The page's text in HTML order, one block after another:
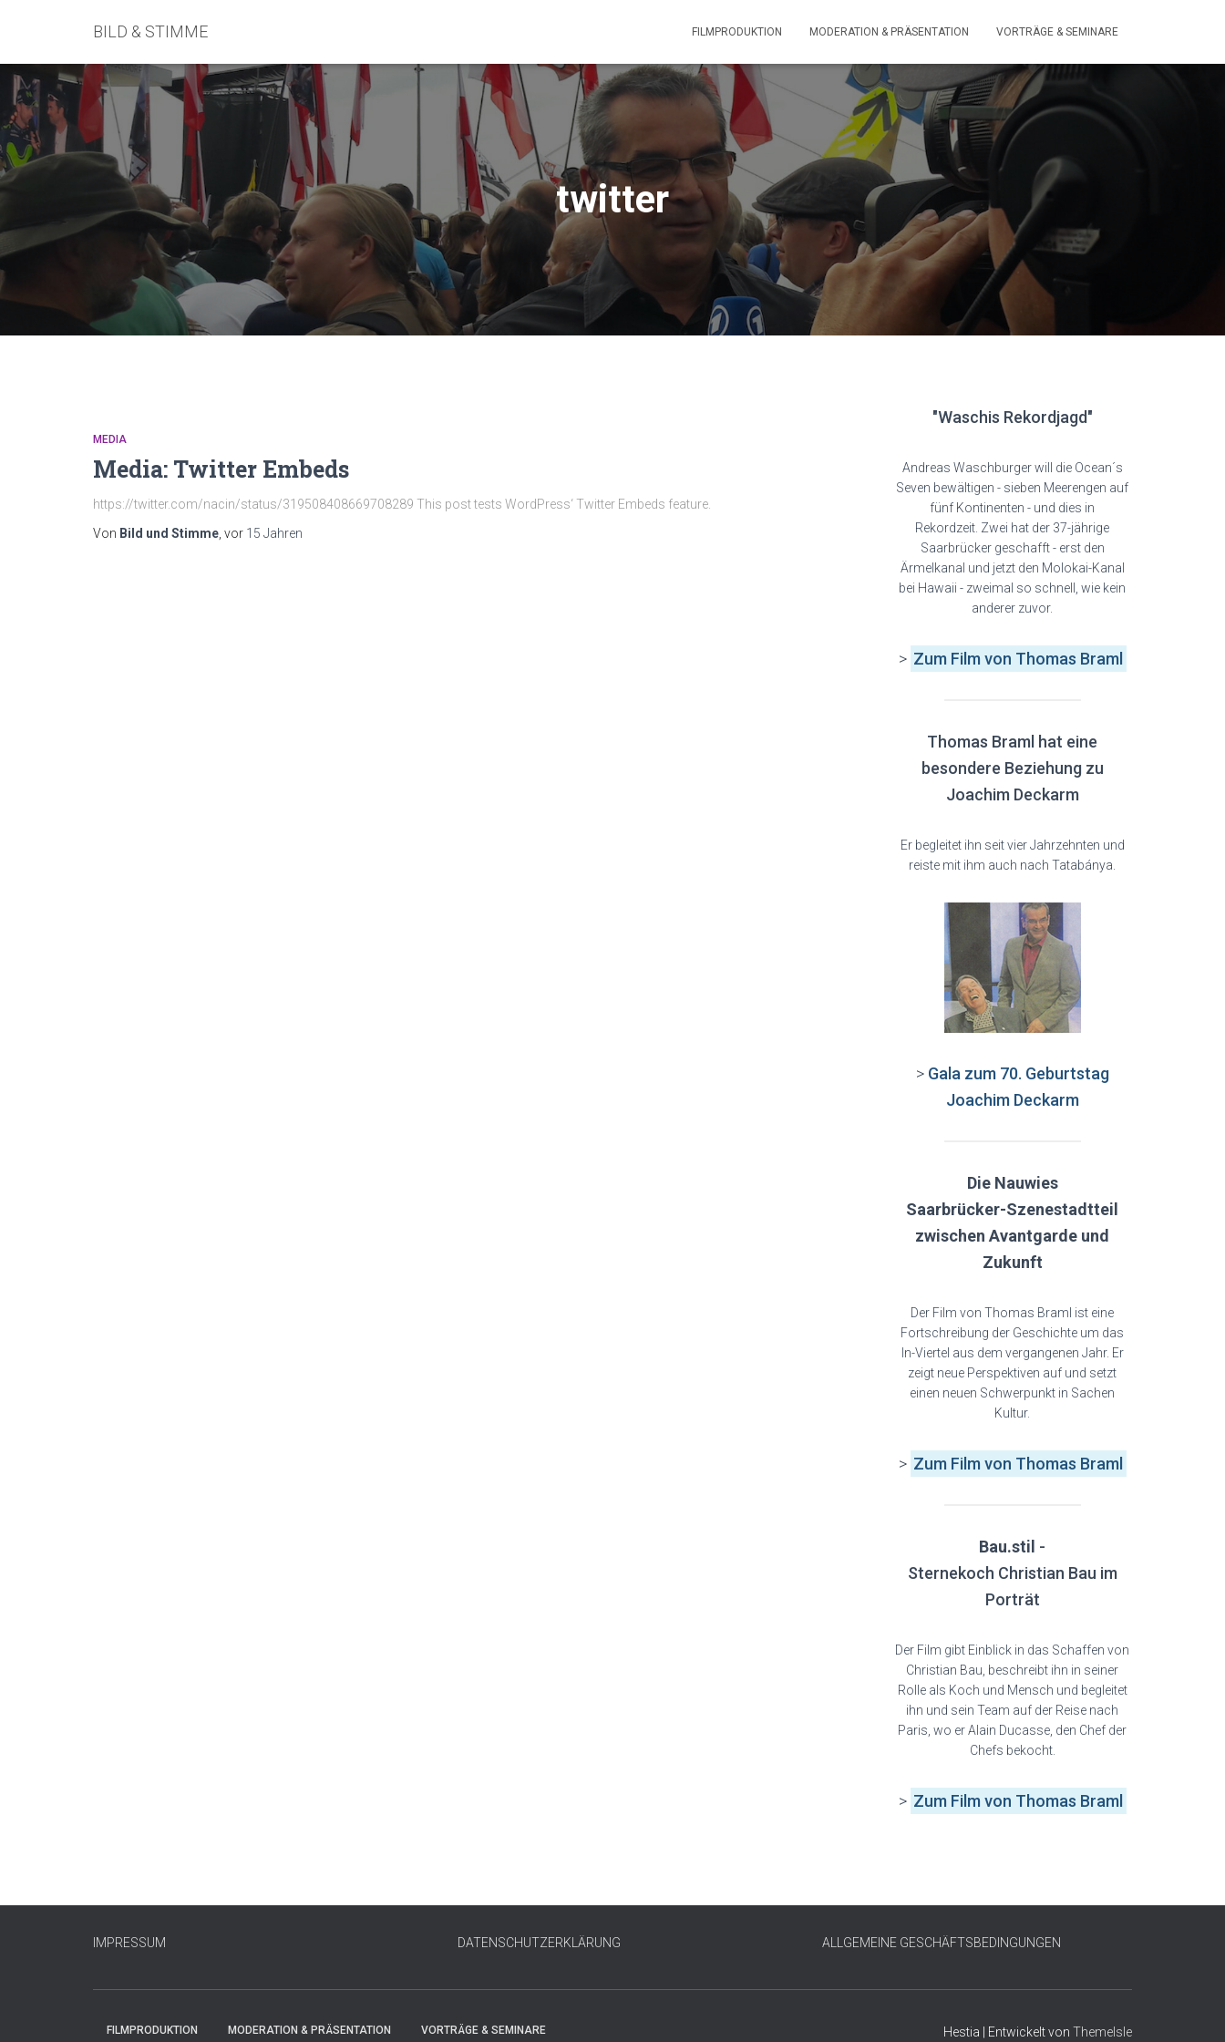
BILD & STIMME FILMPRODUKTION MODERATION & PRÄSENTATION VORTRÄGE & SEMINARE
twitter
MEDIA
Media: Twitter Embeds
https://twitter.com/nacin/status/319508408669708289 This post tests WordPress‘ Twitter Embeds feature.
Von Bild und Stimme , vor 15 Jahren
"Waschis Rekordjagd"
Andreas Waschburger will die Ocean´s
Seven bewältigen - sieben Meerengen auf
fünf Kontinenten - und dies in
Rekordzeit. Zwei hat der 37-jährige
Saarbrücker geschafft - erst den
Ärmelkanal und jetzt den Molokai-Kanal
bei Hawaii - zweimal so schnell, wie kein
anderer zuvor.
> Zum Filmvon Thomas Braml
Thomas Braml hat eine
besondere Beziehung zu
Joachim Deckarm
Er begleitet ihn seit vier Jahrzehnten und
reiste mit ihm auch nach Tatabánya.
> Gala zum 70. Geburtstag
Joachim Deckarm
Die Nauwies
Saarbrücker-Szenestadtteil
zwischen Avantgarde und
Zukunft
Der Film von Thomas Braml ist eine
Fortschreibung der Geschichte um das
In-Viertel aus dem vergangenen Jahr. Er
zeigt neue Perspektiven auf und setzt
einen neuen Schwerpunkt in Sachen
Kultur.
> Zum Film von Thomas Braml
Bau.stil -
Sternekoch Christian Bau im
Porträt
Der Film gibt Einblick in das Schaffen von
Christian Bau, beschreibt ihn in seiner
Rolle als Koch und Mensch und begleitet
ihn und sein Team auf der Reise nach
Paris, wo er Alain Ducasse, den Chef der
Chefs bekocht.
> Zum Film von Thomas Braml
IMPRESSUM DATENSCHUTZERKLÄRUNG ALLGEMEINE GESCHÄFTSBEDINGUNGEN
FILMPRODUKTION MODERATION & PRÄSENTATION VORTRÄGE & SEMINARE Hestia | Entwickelt von ThemeIsle